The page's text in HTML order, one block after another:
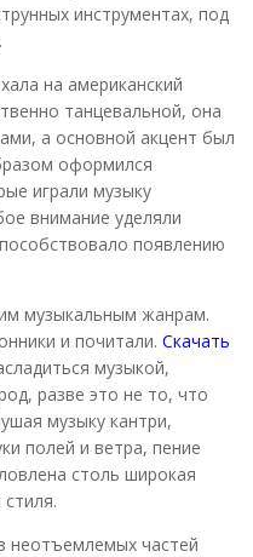
инструментах, под
на американский
танцевальной, она
а основной акцент был
оформился
играли музыку
внимание уделяли
появлению
музыкальным жанрам.
и почитали. Скачать
музыкой,
разве это не то, что
музыку кантри,
полей и ветра, пение
столь широкая
неотъемлемых частей